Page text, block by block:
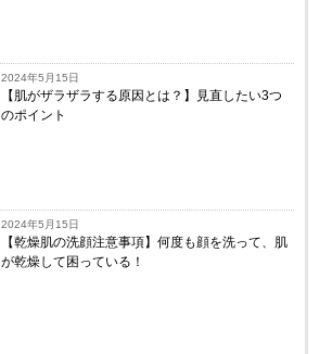
2024年5月15日
【肌がザラザラする原因とは？】見直したい3つ
のポイント
2024年5月15日
【乾燥肌の洗顔注意事項】何度も顔を洗って、肌
が乾燥して困っている！